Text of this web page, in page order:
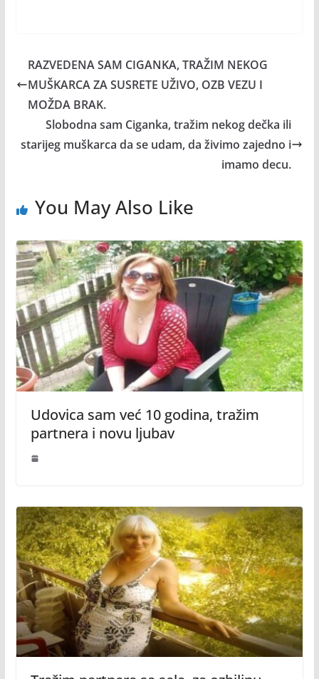
RAZVEDENA SAM CIGANKA, TRAŽIM NEKOG
MUŠKARCA ZA SUSRETE UŽIVO, OZB VEZU I
MOŽDA BRAK.
Slobodna sam Ciganka, tražim nekog dečka ili
starijeg muškarca da se udam, da živimo zajedno i
imamo decu.
You May Also Like
Udovica sam već 10 godina, tražim
partnera i novu ljubav